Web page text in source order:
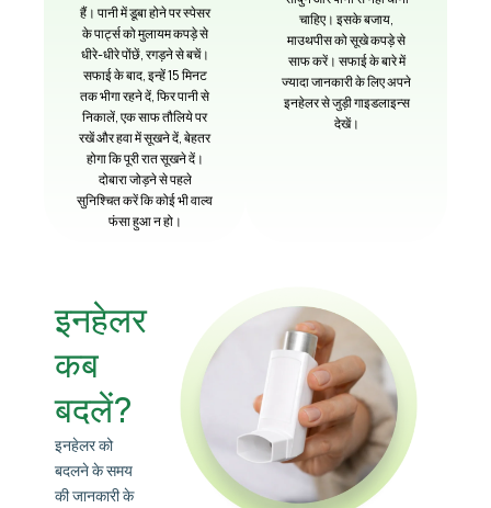
हैं। पानी में डूबा होने पर स्पेसर
के पार्ट्स को मुलायम कपड़े से
धीरे-धीरे पोंछें, रगड़ने से बचें।
सफाई के बाद, इन्हें 15 मिनट
तक भीगा रहने दें, फिर पानी से
निकालें, एक साफ तौलिये पर
रखें और हवा में सूखने दें, बेहतर
होगा कि पूरी रात सूखने दें।
दोबारा जोड़ने से पहले
सुनिश्चित करें कि कोई भी वाल्व
फंसा हुआ न हो।
चाहिए। इसके बजाय,
माउथपीस को सूखे कपड़े से
साफ करें। सफाई के बारे में
ज्यादा जानकारी के लिए अपने
इनहेलर से जुड़ी गाइडलाइन्स
देखें।
इनहेलर
कब
बदलें?
इनहेलर को
बदलने के समय
की जानकारी के